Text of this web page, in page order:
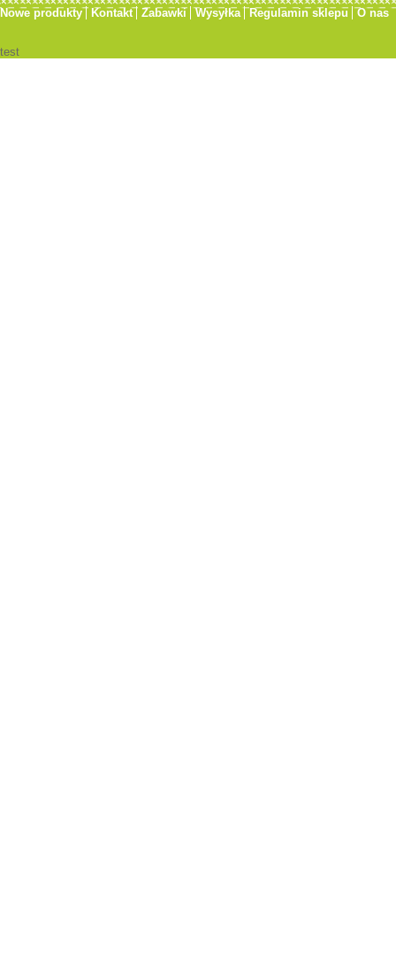
Nowe produkty Kontakt Zabawki Wysyłka Regulamin sklepu O nas
test